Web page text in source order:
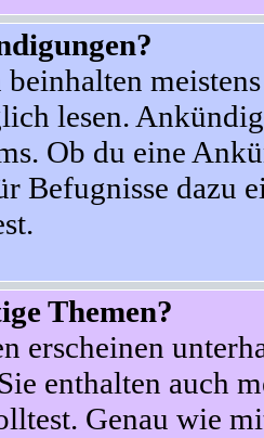
lesen.
Ob du eine
Befugnisse dazu
Themen?
erscheinen
enthalten auch
Genau wie